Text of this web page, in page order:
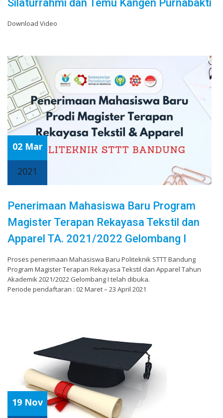
Silaturrahmi dan Temu Kangen Purnabakti
Download Video
02 Mar
2021
Penerimaan Mahasiswa Baru Program
Magister Terapan Rekayasa Tekstil dan
Apparel TA. 2021/2022 Gelombang I
Proses penerimaan Mahasiswa Baru Politeknik STTT Bandung
Program Magister Terapan Rekayasa Tekstil dan Apparel Tahun
Akademik 2021/2022 Gelombang I telah dibuka.
Periode pendaftaran : 02 Maret – 23 April 2021
19 Nov